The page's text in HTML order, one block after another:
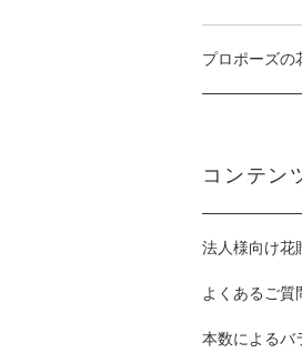
プロポーズの
コンテン
法人様向け花
よくあるご質
本数によるバ